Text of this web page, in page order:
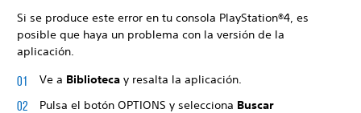
Si se produce este error en tu consola PlayStation®4, es
posible que haya un problema con la versión de la
aplicación.
Ve a Biblioteca y resalta la aplicación.
Pulsa el botón OPTIONS y selecciona Buscar